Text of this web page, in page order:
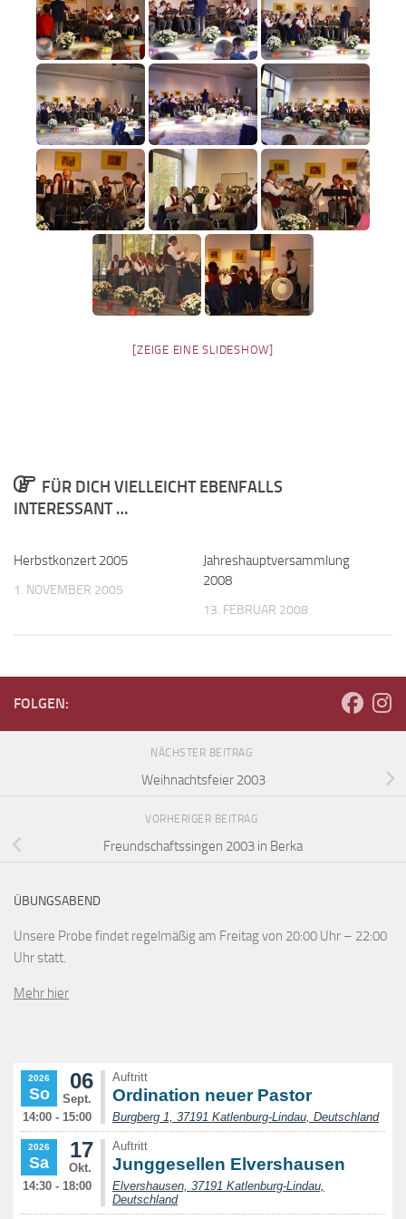
[ZEIGE EINE SLIDESHOW]
FÜR DICH VIELLEICHT EBENFALLS
INTERESSANT …
Herbstkonzert 2005
1. NOVEMBER 2005
Jahreshauptversammlung
2008
13. FEBRUAR 2008
FOLGEN:
NÄCHSTER BEITRAG
Weihnachtsfeier 2003
VORHERIGER BEITRAG
Freundschaftssingen 2003 in Berka
ÜBUNGSABEND
Unsere Probe findet regelmäßig am Freitag von 20:00 Uhr – 22:00
Uhr statt.
Mehr hier